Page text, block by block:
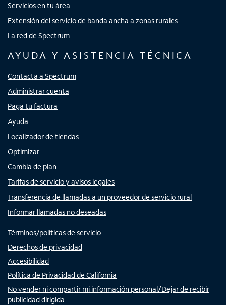
Servicios en tu área
Extensión del servicio de banda ancha a zonas rurales
La red de Spectrum
AYUDA Y ASISTENCIA TÉCNICA
Contacta a Spectrum
Administrar cuenta
Paga tu factura
Ayuda
Localizador de tiendas
Optimizar
Cambia de plan
Tarifas de servicio y avisos legales
Transferencia de llamadas a un proveedor de servicio rural
Informar llamadas no deseadas
Términos/políticas de servicio
Derechos de privacidad
Accesibilidad
Política de Privacidad de California
No vender ni compartir mi información personal/Dejar de recibir
publicidad dirigida